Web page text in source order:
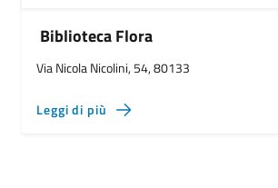
Biblioteca Flora
Via Nicola Nicolini, 54, 80133
Leggi di più